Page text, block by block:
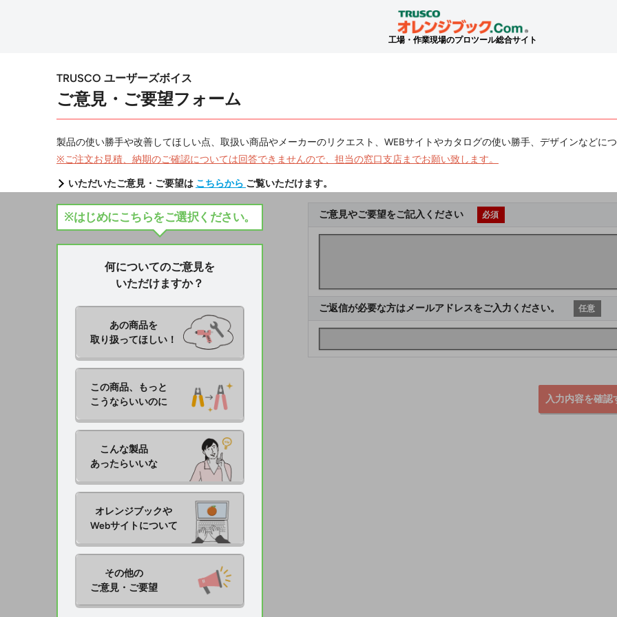
工場・作業現場のプロツール総合サイト
TRUSCO ユーザーズボイス
ご意見・ご要望フォーム
製品の使い勝手や改善してほしい点、取扱い商品やメーカーのリクエスト、WEBサイトやカタログの使い勝手、デザインなどに
※ご注文お見積、納期のご確認については回答できませんので、担当の窓口支店までお願い致します。
いただいたご意見・ご要望は こちらから ご覧いただけます。
※はじめにこちらをご選択ください。
何についてのご意見を
いただけますか？
あの商品を
取り扱ってほしい！
この商品、もっと
こうならいいのに
こんな製品
あったらいいな
オレンジブックや
Webサイトについて
その他の
ご意見・ご要望
ご意見やご要望をご記入ください 必須
ご返信が必要な方はメールアドレスをご入力ください。 任意
入力内容を確認